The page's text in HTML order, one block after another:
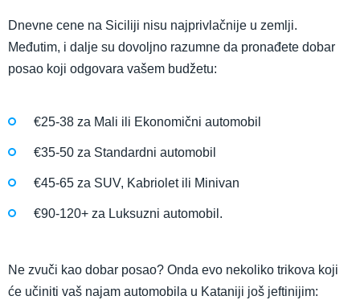
Dnevne cene na Siciliji nisu najprivlačnije u zemlji.
Međutim, i dalje su dovoljno razumne da pronađete dobar
posao koji odgovara vašem budžetu:
€25-38 za Mali ili Ekonomični automobil
€35-50 za Standardni automobil
€45-65 za SUV, Kabriolet ili Minivan
€90-120+ za Luksuzni automobil.
Ne zvuči kao dobar posao? Onda evo nekoliko trikova koji
će učiniti vaš najam automobila u Kataniji još jeftinijim: